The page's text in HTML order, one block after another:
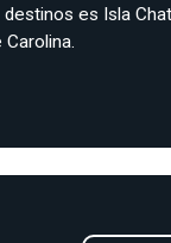
es Isla